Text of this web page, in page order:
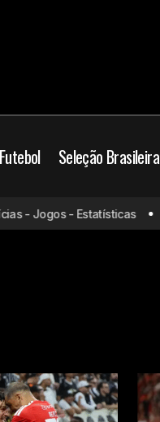
Futebol Seleção Brasileira
- Jogos - Estatísticas